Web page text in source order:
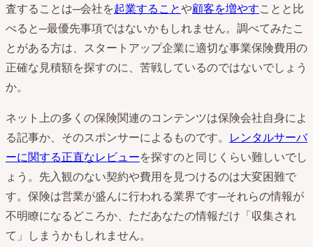
査することは─会社を起業することや顧客を増やすことと比
べると─最優先事項ではないかもしれません。調べてみたこ
とがある方は、スタートアップ企業に適切な事業保険費用の
正確な見積額を探すのに、苦戦しているのではないでしょう
か。
ネット上の多くの保険関連のコンテンツは保険会社自身によ
る記事か、そのスポンサーによるものです。 レンタルサーバ
ーに関する正直なレビューを探すのと同じくらい難しいでし
ょう。先入観のない契約や費用を見つけるのは大変困難で
す。保険は営業が盛んに行われる業界です─それらの情報が
不明瞭になるどころか、ただあなたの情報だけ「収集され
て」しまうかもしれません。